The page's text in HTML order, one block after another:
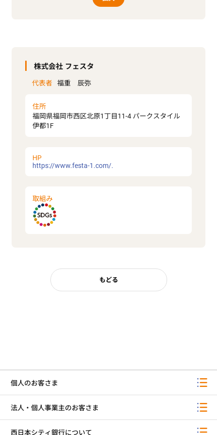
株式会社 フェスタ
代表者 福重 辰弥
住所
福岡県福岡市西区北原1丁目11-4 パークスタイル
伊都1F
HP
https://www.festa-1.com/.
取組み
もどる
個人のお客さま
法人・個人事業主のお客さま
西日本シティ銀行について